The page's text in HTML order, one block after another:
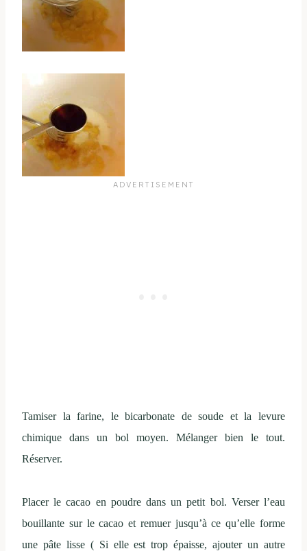
Tamiser la farine, le bicarbonate de soude et la levure
chimique dans un bol moyen. Mélanger bien le tout.
Réserver.
Placer le cacao en poudre dans un petit bol. Verser l’eau
bouillante sur le cacao et remuer jusqu’à ce qu’elle forme
une pâte lisse ( Si elle est trop épaisse, ajouter un autre